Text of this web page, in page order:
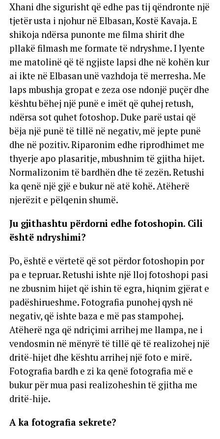
Xhani dhe sigurisht që edhe pas tij qëndronte një
tjetër usta i njohur në Elbasan, Kostë Kavaja. E
shikoja ndërsa punonte me filma shirit dhe
pllakë filmash me formate të ndryshme. I lyente
me matolinë që të ngjiste lapsi dhe në kohën kur
ai ikte në Elbasan unë vazhdoja të merresha. Me
laps mbushja gropat e zeza ose ndonjë puçër dhe
kështu bëhej një punë e imët që quhej retush,
ndërsa sot quhet fotoshop. Duke parë ustai që
bëja një punë të tillë në negativ, më jepte punë
dhe në pozitiv. Riparonim edhe riprodhimet me
thyerje apo plasaritje, mbushnim të gjitha hijet.
Normalizonim të bardhën dhe të zezën. Retushi
ka qenë një gjë e bukur në atë kohë. Atëherë
njerëzit e pëlqenin shumë.
Ju gjithashtu përdorni edhe fotoshopin. Cili
është ndryshimi?
Po, është e vërtetë që sot përdor fotoshopin por
pa e tepruar. Retushi ishte një lloj fotoshopi pasi
ne zbusnim hijet që ishin të egra, hiqnim gjërat e
padëshirueshme. Fotografia punohej qysh në
negativ, që ishte baza e më pas stampohej.
Atëherë nga që ndriçimi arrihej me llampa, ne i
vendosmin në mënyrë të tillë që të realizohej një
dritë-hijet dhe kështu arrihej një foto e mirë.
Fotografia bardh e zi ka qenë fotografia më e
bukur për mua pasi realizoheshin të gjitha me
dritë-hije.
A ka fotografia sekrete?